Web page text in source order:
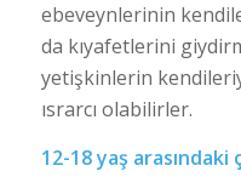
ebeveynlerinin
da kıyafetlerini
yetişkinlerin
ısrarcı olabilirler.
12-18 yaş arasındaki